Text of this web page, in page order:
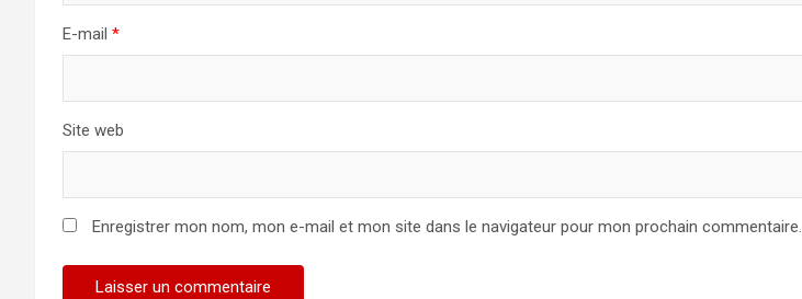
E-mail *
Site web
Enregistrer mon nom, mon e-mail et mon site dans le navigateur pour mon prochain commentaire.